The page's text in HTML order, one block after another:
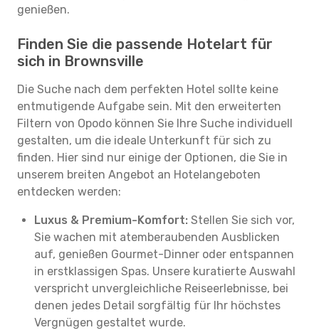
genießen.
Finden Sie die passende Hotelart für
sich in Brownsville
Die Suche nach dem perfekten Hotel sollte keine
entmutigende Aufgabe sein. Mit den erweiterten
Filtern von Opodo können Sie Ihre Suche individuell
gestalten, um die ideale Unterkunft für sich zu
finden. Hier sind nur einige der Optionen, die Sie in
unserem breiten Angebot an Hotelangeboten
entdecken werden:
Luxus & Premium-Komfort: Stellen Sie sich vor,
Sie wachen mit atemberaubenden Ausblicken
auf, genießen Gourmet-Dinner oder entspannen
in erstklassigen Spas. Unsere kuratierte Auswahl
verspricht unvergleichliche Reiseerlebnisse, bei
denen jedes Detail sorgfältig für Ihr höchstes
Vergnügen gestaltet wurde.